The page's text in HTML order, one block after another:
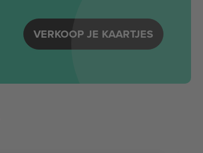
VERKOOP JE KAARTJES